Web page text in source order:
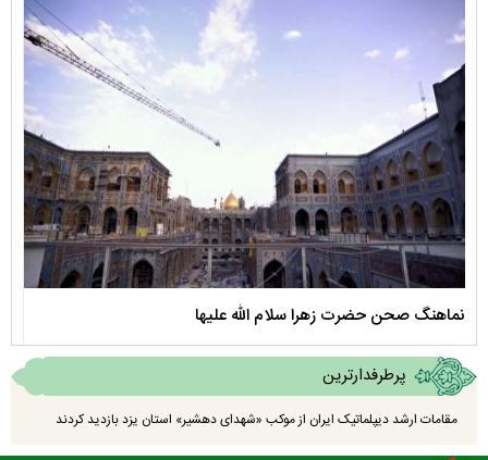
نماهنگ صحن حضرت زهرا سلام الله علیها
پرطرفدارترین
مقامات ارشد دیپلماتیک ایران از موکب «شهدای دهشیر» استان یزد بازدید کردند